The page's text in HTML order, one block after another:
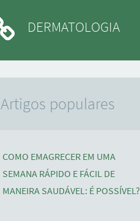
DERMATOLOGIA
Artigos populares
COMO EMAGRECER EM UMA
SEMANA RÁPIDO E FÁCIL DE
MANEIRA SAUDÁVEL: É POSSÍVEL?